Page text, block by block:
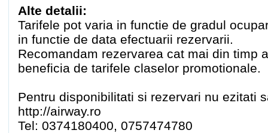
Alte detalii:
Tarifele pot varia in functie de gradul
in functie de data efectuarii rezervarii.
Recomandam rezervarea cat mai din timp
beneficia de tarifele claselor promotionale.
Pentru disponibilitati si rezervari nu ezitati
http://airway.ro
Tel: 0374180400, 0757474780